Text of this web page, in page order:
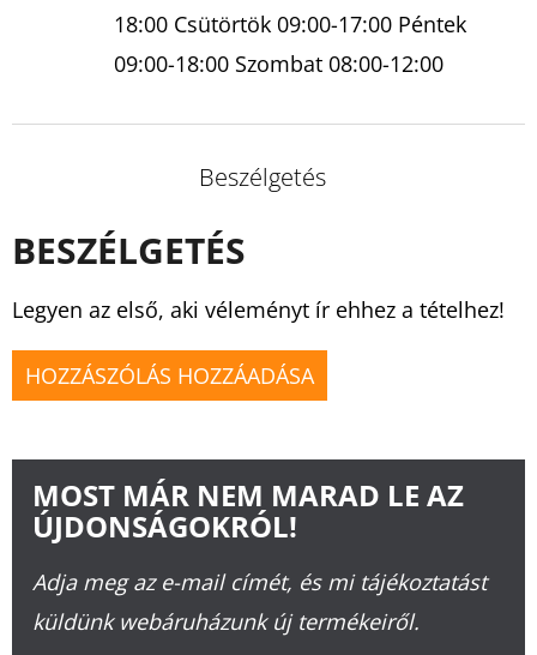
18:00 Csütörtök 09:00-17:00 Péntek
09:00-18:00 Szombat 08:00-12:00
Beszélgetés
BESZÉLGETÉS
Legyen az első, aki véleményt ír ehhez a tételhez!
HOZZÁSZÓLÁS HOZZÁADÁSA
MOST MÁR NEM MARAD LE AZ
ÚJDONSÁGOKRÓL!
Adja meg az e-mail címét, és mi tájékoztatást
küldünk webáruházunk új termékeiről.